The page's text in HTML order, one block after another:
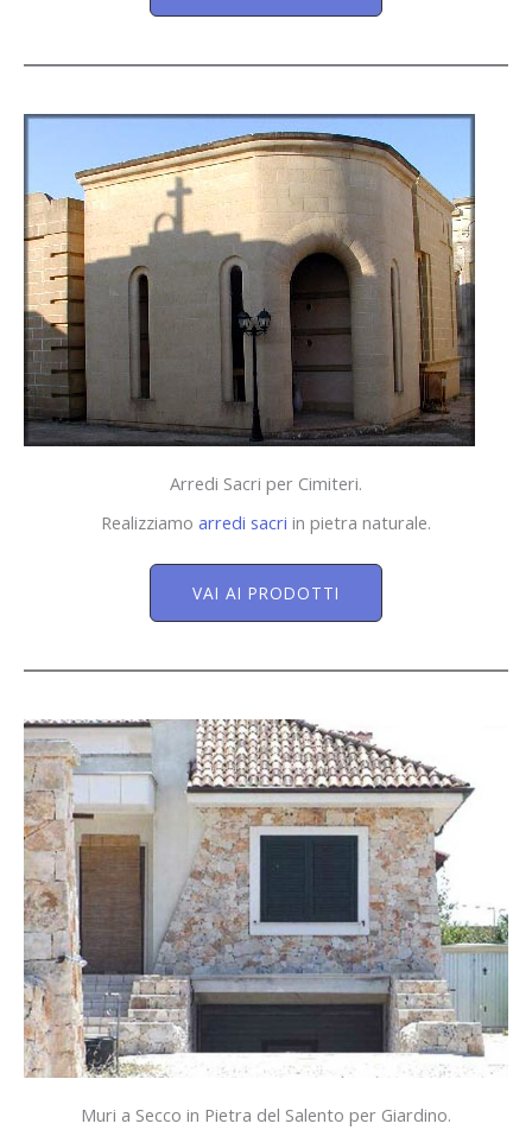
Arredi Sacri per Cimiteri.
Realizziamo arredi sacri in pietra naturale.
VAI AI PRODOTTI
Muri a Secco in Pietra del Salento per Giardino.